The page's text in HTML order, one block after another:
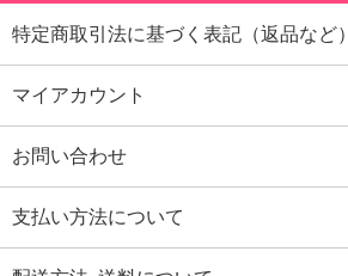
特定商取引法に基づく表記（返品など）
マイアカウント
お問い合わせ
支払い方法について